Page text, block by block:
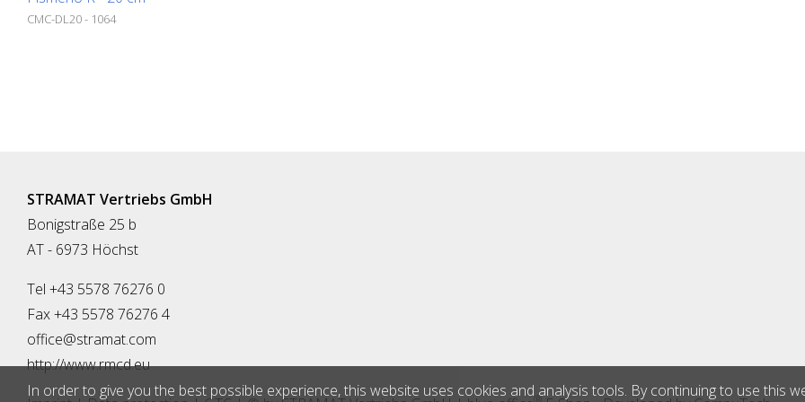
CMC-DL20 - 1064
STRAMAT Vertriebs GmbH
Bonigstraße 25 b
AT - 6973 Höchst
Tel +43 5578 76276 0
Fax +43 5578 76276 4
office@stramat.com
http://www.rmcd.eu
In order to give you the best possible experience, this website uses cookies and analysis tools. By continuing to use this